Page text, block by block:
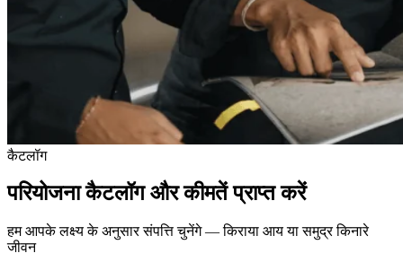
कैटलॉग
परियोजना कैटलॉग और कीमतें प्राप्त करें
हम आपके लक्ष्य के अनुसार संपत्ति चुनेंगे — किराया आय या समुद्र किनारे
जीवन